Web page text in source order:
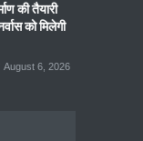
की तैयारी
को मिलेगी
August 6, 2026